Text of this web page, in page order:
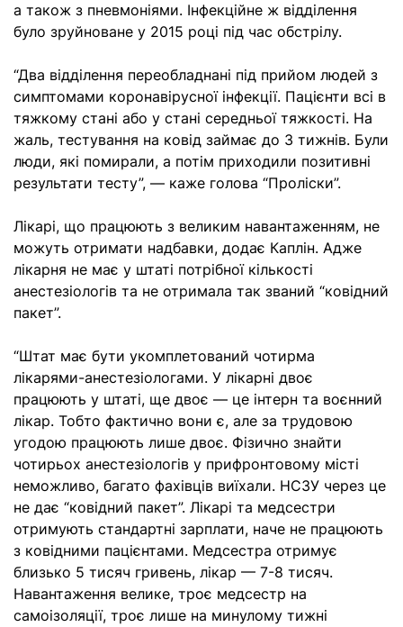
а також з пневмоніями. Інфекційне ж відділення
було зруйноване у 2015 році під час обстрілу.
“Два відділення переобладнані під прийом людей з
симптомами коронавірусної інфекції. Пацієнти всі в
тяжкому стані або у стані середньої тяжкості. На
жаль, тестування на ковід займає до 3 тижнів. Були
люди, які помирали, а потім приходили позитивні
результати тесту”, — каже голова “Проліски”.
Лікарі, що працюють з великим навантаженням, не
можуть отримати надбавки, додає Каплін. Адже
лікарня не має у штаті потрібної кількості
анестезіологів та не отримала так званий “ковідний
пакет”.
“Штат має бути укомплетований чотирма
лікарями-анестезіологами. У лікарні двоє
працюють у штаті, ще двоє — це інтерн та воєнний
лікар. Тобто фактично вони є, але за трудовою
угодою працюють лише двоє. Фізично знайти
чотирьох анестезіологів у прифронтовому місті
неможливо, багато фахівців виїхали. НСЗУ через це
не дає “ковідний пакет”. Лікарі та медсестри
отримують стандартні зарплати, наче не працюють
з ковідними пацієнтами. Медсестра отримує
близько 5 тисяч гривень, лікар — 7-8 тисяч.
Навантаження велике, троє медсестр на
самоізоляції, троє лише на минулому тижні